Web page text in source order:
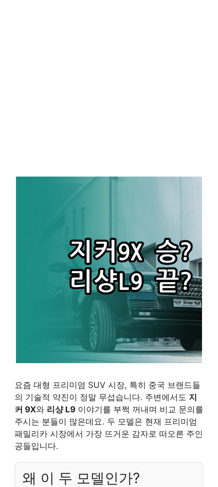
요즘 대형 프리미엄 SUV 시장, 특히 중국 브랜드들
의 기술적 약진이 정말 무섭습니다. 주변에서도 지
커 9X와 리샹 L9 이야기를 부쩍 꺼내며 비교 문의를
주시는 분들이 많은데요. 두 모델은 현재 프리미엄
패밀리카 시장에서 가장 뜨거운 감자로 떠오른 주인
공들입니다.
왜 이 두 모델인가?